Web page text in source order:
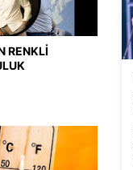
RENKLİ